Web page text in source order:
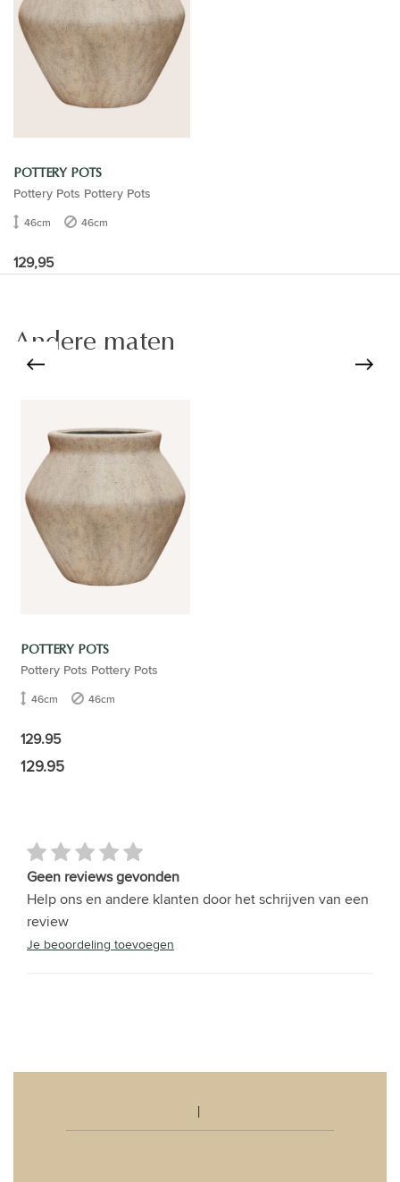
POTTERY POTS
Pottery Pots Pottery Pots
46cm 46cm
129,95
Andere maten
POTTERY POTS
Pottery Pots Pottery Pots
46cm 46cm
129.95
129.95
Geen reviews gevonden
Help ons en andere klanten door het schrijven van een
review
Je beoordeling toevoegen